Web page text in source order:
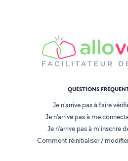
QUESTIONS
Je n'arrive pas à faire
Je n'arrive pas à me
Je n'arrive pas à m'inscrire
Comment réinitialiser /